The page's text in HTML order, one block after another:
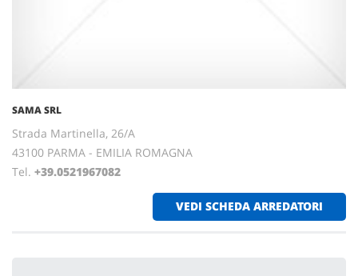
SAMA SRL
Strada Martinella, 26/A
43100 PARMA - EMILIA ROMAGNA
Tel. +39.0521967082
VEDI SCHEDA ARREDATORI